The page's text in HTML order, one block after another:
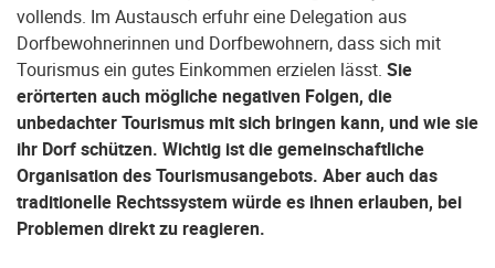
vollends. Im Austausch erfuhr eine Delegation aus
Dorfbewohnerinnen und Dorfbewohnern, dass sich mit
Tourismus ein gutes Einkommen erzielen lässt. Sie
erörterten auch mögliche negativen Folgen, die
unbedachter Tourismus mit sich bringen kann, und wie sie
ihr Dorf schützen. Wichtig ist die gemeinschaftliche
Organisation des Tourismusangebots. Aber auch das
traditionelle Rechtssystem würde es ihnen erlauben, bei
Problemen direkt zu reagieren.